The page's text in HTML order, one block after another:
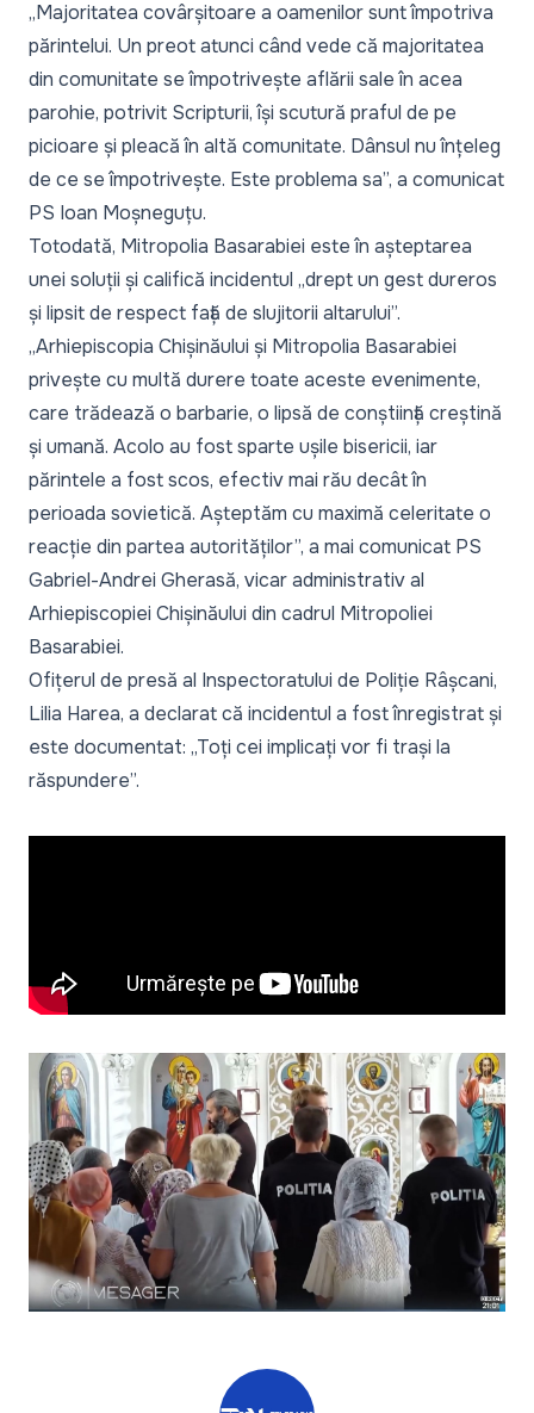
„Majoritatea covârșitoare a oamenilor sunt împotriva
părintelui. Un preot atunci când vede că majoritatea
din comunitate se împotrivește aflării sale în acea
parohie, potrivit Scripturii, își scutură praful de pe
picioare și pleacă în altă comunitate. Dânsul nu înțeleg
de ce se împotrivește. Este problema sa”, a comunicat
PS Ioan Moșneguțu.
Totodată, Mitropolia Basarabiei este în așteptarea
unei soluții și califică incidentul „drept un gest dureros
și lipsit de respect față de slujitorii altarului”.
„Arhiepiscopia Chișinăului și Mitropolia Basarabiei
privește cu multă durere toate aceste evenimente,
care trădează o barbarie, o lipsă de conștiință creștină
și umană. Acolo au fost sparte ușile bisericii, iar
părintele a fost scos, efectiv mai rău decât în
perioada sovietică. Așteptăm cu maximă celeritate o
reacție din partea autorităților”, a mai comunicat PS
Gabriel-Andrei Gherasă, vicar administrativ al
Arhiepiscopiei Chișinăului din cadrul Mitropoliei
Basarabiei.
Ofițerul de presă al Inspectoratului de Poliție Râșcani,
Lilia Harea, a declarat că incidentul a fost înregistrat și
este documentat: „Toți cei implicați vor fi trași la
răspundere”.